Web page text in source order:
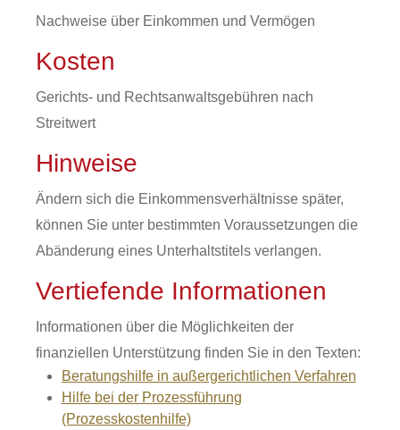
Nachweise über Einkommen und Vermögen
Kosten
Gerichts- und Rechtsanwaltsgebühren nach
Streitwert
Hinweise
Ändern sich die Einkommensverhältnisse später,
können Sie unter bestimmten Voraussetzungen die
Abänderung eines Unterhaltstitels verlangen.
Vertiefende Informationen
Informationen über die Möglichkeiten der
finanziellen Unterstützung finden Sie in den Texten:
Beratungshilfe in außergerichtlichen Verfahren
Hilfe bei der Prozessführung
(Prozesskostenhilfe)